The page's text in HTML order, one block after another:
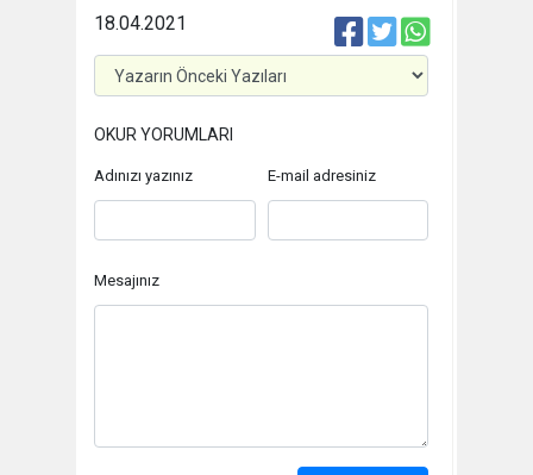
18.04.2021
OKUR YORUMLARI
Adınızı yazınız E-mail adresiniz
Mesajınız